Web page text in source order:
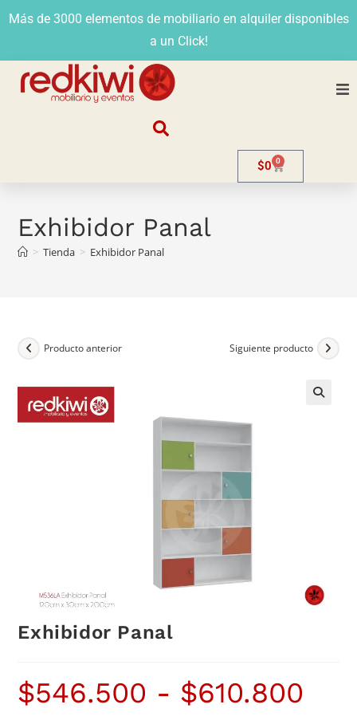
Más de 3000 elementos de mobiliario en alquiler disponibles
a un Click!
Contacto
$0 0
Exhibidor Panal
> Tienda > Exhibidor Panal
Producto anterior Siguiente producto
Exhibidor Panal
$546.500 - $610.800